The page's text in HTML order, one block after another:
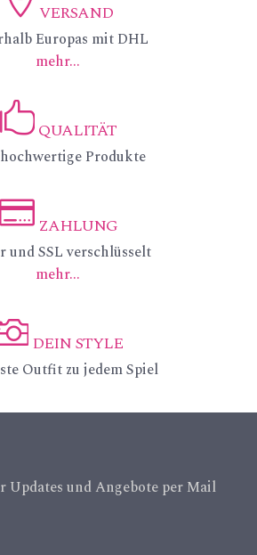
ic
on
_p
in
lt
ic
on
VERSAND
Europas mit DHL
mehr...
ic
on
_li
ke
on
QUALITÄT
Produkte
ic
_c
re
ic
ZAHLUNG
und SSL verschlüsselt
mehr...
a
DEIN STYLE
Outfit zu jedem Spiel
Updates und Angebote per Mail